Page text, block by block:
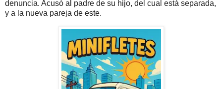
denuncia. Acusó al padre de su hijo, del cual está separada,
y a la nueva pareja de este.